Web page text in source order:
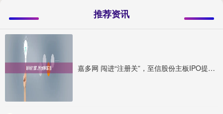
推荐资讯
嘉多网 闯进“注册关”，至信股份主板IPO提交注册